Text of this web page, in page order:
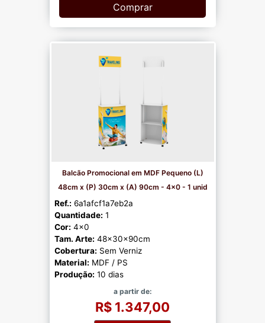
Comprar
Balcão Promocional em MDF Pequeno (L)
48cm x (P) 30cm x (A) 90cm - 4x0 - 1 unid
Ref.: 6a1afcf1a7eb2a
Quantidade: 1
Cor: 4x0
Tam. Arte: 48x30x90cm
Cobertura: Sem Verniz
Material: MDF / PS
Produção: 10 dias
a partir de:
R$ 1.347,00